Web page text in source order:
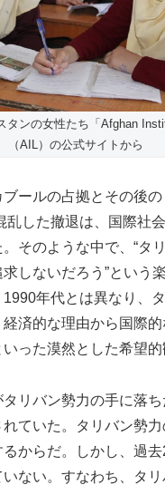
タンの女性たち「Afghan
（AIL）の公式サイトから
ールの占拠とその後
乱した撤退は、国際社
そのような中で、“タ
しないだろう”という
年代とは異なり、
済的な理由から国際
った漠然とした希望的
リバン勢力の手に落
ていた。タリバン勢
からだ。しかし、過
ない。すなわち、タ